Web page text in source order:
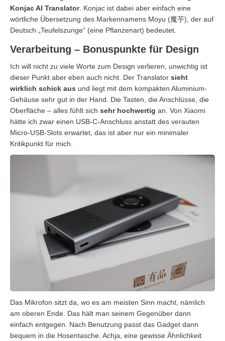
Konjac AI Translator. Konjac ist dabei aber einfach eine
wörtliche Übersetzung des Markennamens Moyu (魔芋), der auf
Deutsch „Teufelszunge“ (eine Pflanzenart) bedeutet.
Verarbeitung – Bonuspunkte für Design
Ich will nicht zu viele Worte zum Design verlieren, unwichtig ist
dieser Punkt aber eben auch nicht. Der Translator sieht
wirklich schick aus und liegt mit dem kompakten Aluminium-
Gehäuse sehr gut in der Hand. Die Tasten, die Anschlüsse, die
Oberfläche – alles fühlt sich sehr hochwertig an. Von Xiaomi
hätte ich zwar einen USB-C-Anschluss anstatt des verauten
Micro-USB-Slots erwartet, das ist aber nur ein minimaler
Kritikpunkt für mich.
Das Mikrofon sitzt da, wo es am meisten Sinn macht, nämlich
am oberen Ende. Das hält man seinem Gegenüber dann
einfach entgegen. Nach Benutzung passt das Gadget dann
bequem in die Hosentasche. Achja, eine gewisse Ähnlichkeit